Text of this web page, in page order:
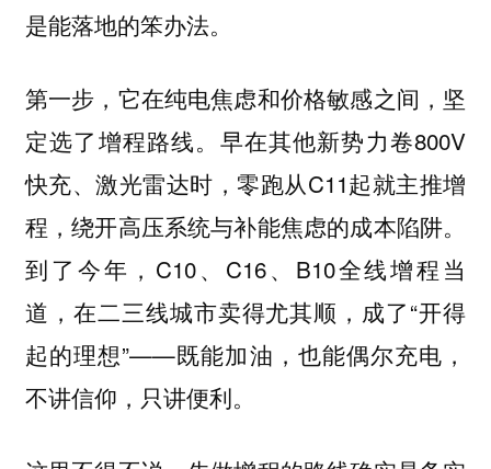
是能落地的笨办法。
第一步，它在纯电焦虑和价格敏感之间，坚
定选了增程路线。早在其他新势力卷800V
快充、激光雷达时，零跑从C11起就主推增
程，绕开高压系统与补能焦虑的成本陷阱。
到了今年，C10、C16、B10全线增程当
道，在二三线城市卖得尤其顺，成了“开得
起的理想”——既能加油，也能偶尔充电，
不讲信仰，只讲便利。